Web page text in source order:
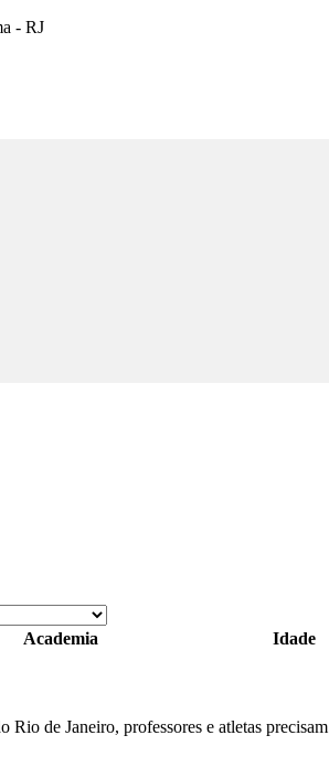
- RJ
Academia Idade
Rio de Janeiro, professores e atletas